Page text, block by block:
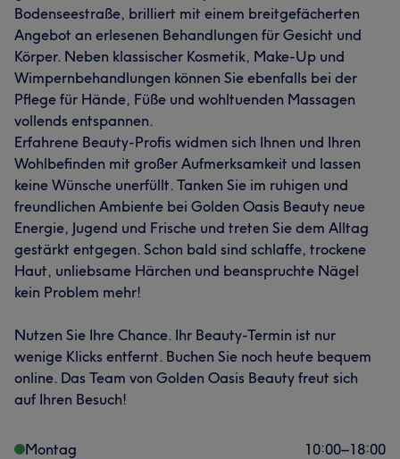
Bodenseestraße, brilliert mit einem breitgefächerten
Angebot an erlesenen Behandlungen für Gesicht und
Körper. Neben klassischer Kosmetik, Make-Up und
Wimpernbehandlungen können Sie ebenfalls bei der
Pflege für Hände, Füße und wohltuenden Massagen
vollends entspannen.
Erfahrene Beauty-Profis widmen sich Ihnen und Ihren
Wohlbefinden mit großer Aufmerksamkeit und lassen
keine Wünsche unerfüllt. Tanken Sie im ruhigen und
freundlichen Ambiente bei Golden Oasis Beauty neue
Energie, Jugend und Frische und treten Sie dem Alltag
gestärkt entgegen. Schon bald sind schlaffe, trockene
Haut, unliebsame Härchen und beanspruchte Nägel
kein Problem mehr!
Nutzen Sie Ihre Chance. Ihr Beauty-Termin ist nur
wenige Klicks entfernt. Buchen Sie noch heute bequem
online. Das Team von Golden Oasis Beauty freut sich
auf Ihren Besuch!
Montag 10:00–18:00